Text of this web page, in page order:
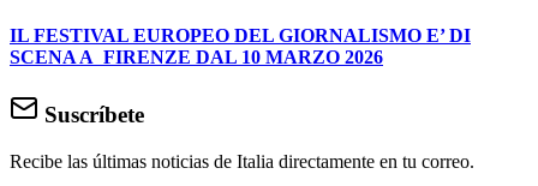
IL FESTIVAL EUROPEO DEL GIORNALISMO E’ DI
SCENA A FIRENZE DAL 10 MARZO 2026
Suscríbete
Recibe las últimas noticias de Italia directamente en tu correo.